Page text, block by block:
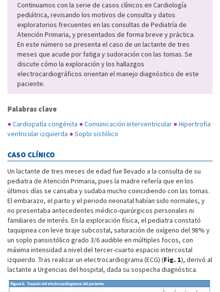
Continuamos con la serie de casos clínicos en Cardiología
pediátrica, revisando los motivos de consulta y datos
exploratorios frecuentes en las consultas de Pediatría de
Atención Primaria, y presentados de forma breve y práctica.
En este número se presenta el caso de un lactante de tres
meses que acude por fatiga y sudoración con las tomas. Se
discute cómo la exploración y los hallazgos
electrocardiográficos orientan el manejo diagnóstico de este
paciente.
Palabras clave
●Cardiopatía congénita ●Comunicación interventricular ●Hipertrofia
ventricular izquierda ●Soplo sistólico
CASO CLÍNICO
Un lactante de tres meses de edad fue llevado a la consulta de su
pediatra de Atención Primaria, pues la madre refería que en los
últimos días se cansaba y sudaba mucho coincidiendo con las tomas.
El embarazo, el parto y el periodo neonatal habían sido normales, y
no presentaba antecedentes médico-quirúrgicos personales ni
familiares de interés. En la exploración física, el pediatra constató
taquipnea con leve tiraje subcostal, saturación de oxígeno del 98% y
un soplo pansistólico grado 3/6 audible en múltiples focos, con
máxima intensidad a nivel del tercer-cuarto espacio intercostal
izquierdo. Tras realizar un electrocardiograma (ECG) (Fig. 1), derivó al
lactante a Urgencias del hospital, dada su sospecha diagnóstica.